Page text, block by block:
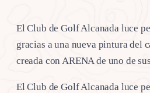
El Club de Golf Alcanada luce
gracias a una nueva pintura del
creada con ARENA de uno de
El Club de Golf Alcanada luce